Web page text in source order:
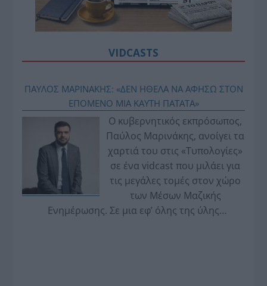
VIDCASTS
ΠΑΥΛΟΣ ΜΑΡΙΝΑΚΗΣ: «ΔΕΝ ΗΘΕΛΑ ΝΑ ΑΦΗΣΩ ΣΤΟΝ
ΕΠΟΜΕΝΟ ΜΙΑ ΚΑΥΤΗ ΠΑΤΑΤΑ»
Ο κυβερνητικός εκπρόσωπος,
Παύλος Μαρινάκης, ανοίγει τα
χαρτιά του στις «Τυπολογίες»
σε ένα vidcast που μιλάει για
τις μεγάλες τομές στον χώρο
των Μέσων Μαζικής
Ενημέρωσης. Σε μια εφ’ όλης της ύλης